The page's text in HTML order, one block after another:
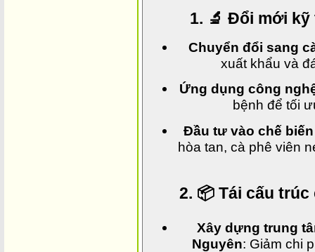
1. 🔬 Đổi mới
Chuyển đổi sang
xuất khẩu và
Ứng dụng công
bệnh để tối
Đầu tư vào chế
hòa tan, cà phê viên
2. 📦 Tái cấu
Xây dựng trung
Nguyên: Giảm chi